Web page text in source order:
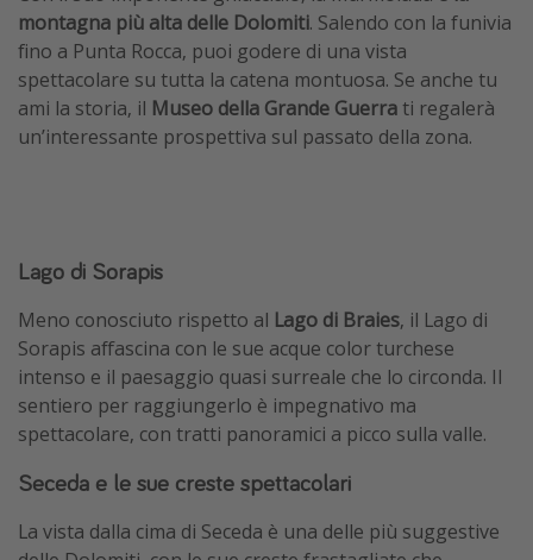
montagna più alta delle Dolomiti. Salendo con la funivia
fino a Punta Rocca, puoi godere di una vista
spettacolare su tutta la catena montuosa. Se anche tu
ami la storia, il Museo della Grande Guerra ti regalerà
un’interessante prospettiva sul passato della zona.
Lago di Sorapis
Meno conosciuto rispetto al Lago di Braies, il Lago di
Sorapis affascina con le sue acque color turchese
intenso e il paesaggio quasi surreale che lo circonda. Il
sentiero per raggiungerlo è impegnativo ma
spettacolare, con tratti panoramici a picco sulla valle.
Seceda e le sue creste spettacolari
La vista dalla cima di Seceda è una delle più suggestive